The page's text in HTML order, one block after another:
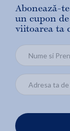
Abonează-
un cupon de
viitoarea ta